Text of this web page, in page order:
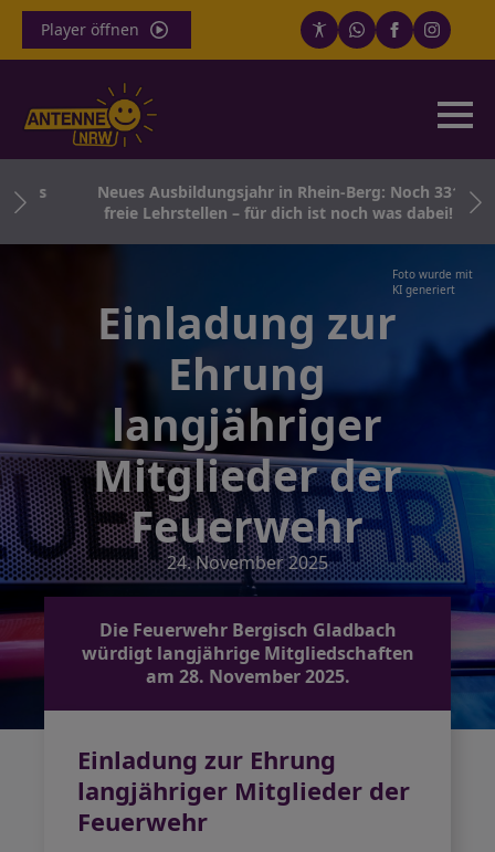
Player öffnen
Neues Ausbildungsjahr in Rhein-Berg: Noch 331
freie Lehrstellen – für dich ist noch was dabei!
Foto wurde mit
KI generiert
Einladung zur
Ehrung
langjähriger
Mitglieder der
Feuerwehr
24. November 2025
Die Feuerwehr Bergisch Gladbach
würdigt langjährige Mitgliedschaften
am 28. November 2025.
Einladung zur Ehrung
langjähriger Mitglieder der
Feuerwehr